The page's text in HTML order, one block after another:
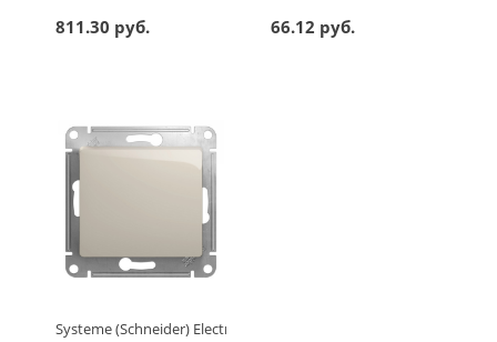
811.30 руб. 66.12 руб.
Systeme (Schneider) Electric GLOSSA 1-клавишный